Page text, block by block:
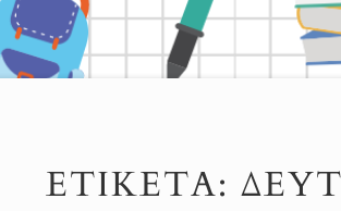
ΕΤΙΚΈΤΑ: